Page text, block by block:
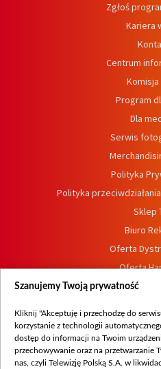
Zgłoś
Kariera
Centrum
Komisja
Program
Dla
Serwis
Polityka
Polityka
Sklep
Biuro
Oferta
Oferta
Procedura
Szanujemy Twoją prywatność
Kliknij "Akceptuję i przechodzę do
korzystanie z technologii
dostęp do informacji na Twoim
przechowywanie oraz na przetwarzanie
nas, czyli Telewizję Polską S.A. w